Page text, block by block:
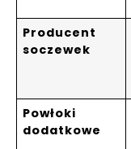
Producent
soczewek
Powłoki
dodatkowe